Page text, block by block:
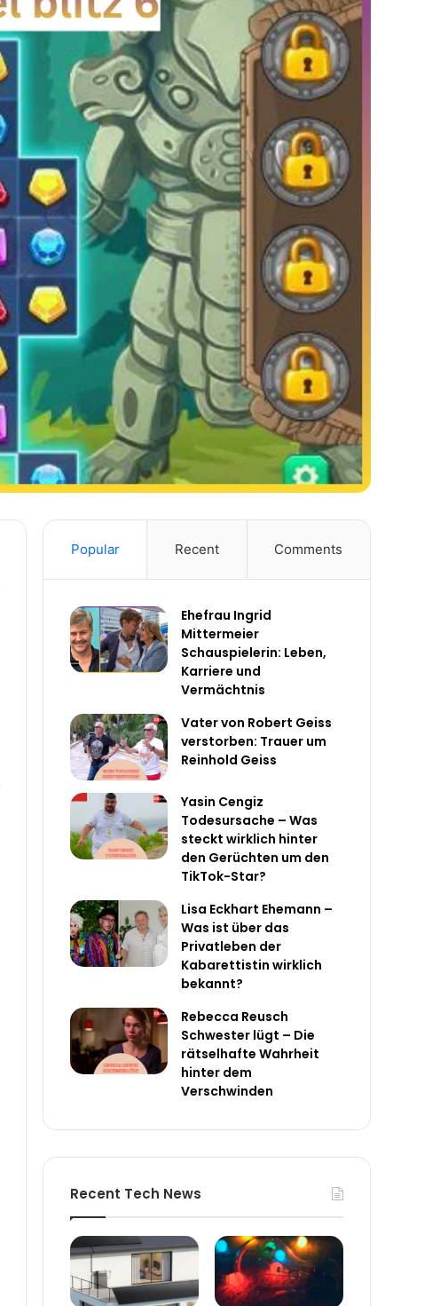
Popular Recent Comments
Ehefrau Ingrid
Mittermeier
Schauspielerin: Leben,
Karriere und
Vermächtnis
Vater von Robert Geiss
verstorben: Trauer um
Reinhold Geiss
Yasin Cengiz
Todesursache – Was
steckt wirklich hinter
den Gerüchten um den
TikTok-Star?
Lisa Eckhart Ehemann –
Was ist über das
Privatleben der
Kabarettistin wirklich
bekannt?
Rebecca Reusch
Schwester lügt – Die
rätselhafte Wahrheit
hinter dem
Verschwinden
Recent Tech News